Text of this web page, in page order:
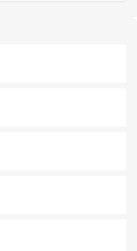
を楽しめる外せないスポット